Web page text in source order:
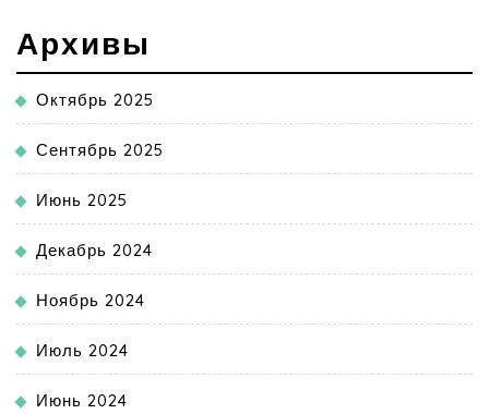
Архивы
Октябрь 2025
Сентябрь 2025
Июнь 2025
Декабрь 2024
Ноябрь 2024
Июль 2024
Июнь 2024